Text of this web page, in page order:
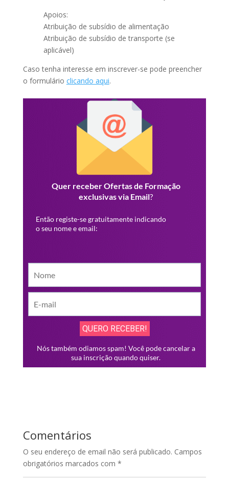
Apoios:
Atribuição de subsídio de alimentação
Atribuição de subsídio de transporte (se
aplicável)
Caso tenha interesse em inscrever-se pode preencher
o formulário clicando aqui.
Comentários
O seu endereço de email não será publicado. Campos
obrigatórios marcados com *